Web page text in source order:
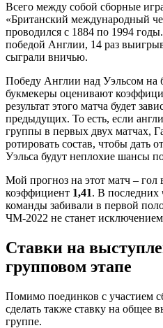
Всего между собой сборные
«Британский международный
проводился с 1884 по 1994
победой Англии, 14 раз
сыграли вничью.
Победу Англии над Уэльсом
букмекеры оценивают
результат этого матча будет
предыдущих. То есть, если
группы в первых двух матчах,
ротировать состав, чтобы дать
Уэльса будут неплохие шансы
Мой прогноз на этот матч – гол
коэффициент 1,41. В последних
команды забивали в первой
ЧМ-2022 не станет
Ставки на
групповом этапе
Помимо поединков с участием
сделать также ставку на общее
группе.